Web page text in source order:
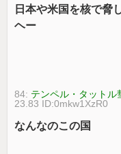
日本や米国を核で脅
ヘー
84: テンペル・タットル
23.83 ID:0mkw1XzR0
なんなのこの国